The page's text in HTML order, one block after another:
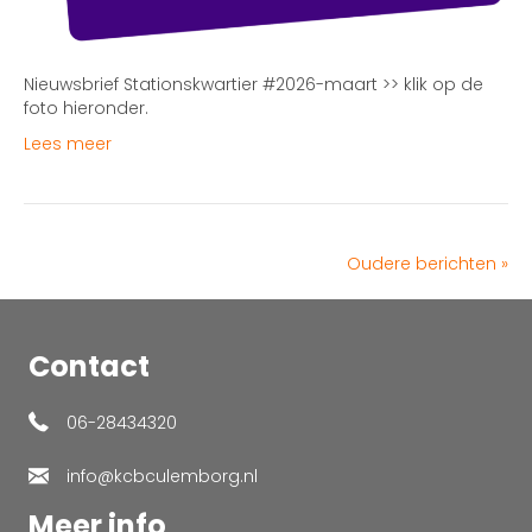
Nieuwsbrief Stationskwartier #2026-maart >> klik op de
foto hieronder.
Lees meer
Oudere berichten »
Contact
06-28434320
info@kcbculemborg.nl